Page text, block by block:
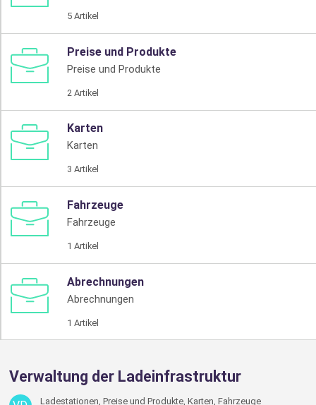
5 Artikel
Preise und Produkte
Preise und Produkte
2 Artikel
Karten
Karten
3 Artikel
Fahrzeuge
Fahrzeuge
1 Artikel
Abrechnungen
Abrechnungen
1 Artikel
Verwaltung der Ladeinfrastruktur
Ladestationen, Preise und Produkte, Karten, Fahrzeuge